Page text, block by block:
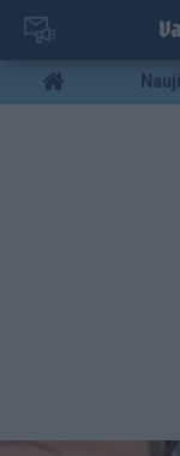
Pereiti
pagrindinį
turinį
Mobile
menu
Nauji